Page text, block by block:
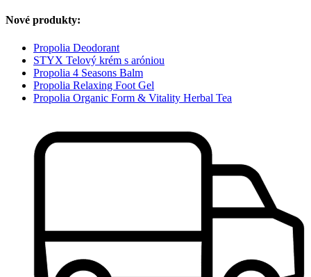
Nové produkty:
Propolia Deodorant
STYX Telový krém s aróniou
Propolia 4 Seasons Balm
Propolia Relaxing Foot Gel
Propolia Organic Form & Vitality Herbal Tea